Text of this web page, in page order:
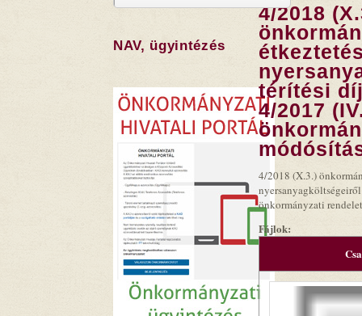
NAV, ügyintézés
4/2018
térítési
4/2017
4/2018 (X.3.)
önkormányzati
Fájlok: